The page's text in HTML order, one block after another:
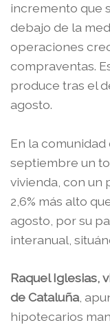
incremento que
debajo de la
operaciones
compraventas.
produce tras el
agosto.
En la
septiembre un
vivienda, con un
2,6% más alto
agosto, por su
interanual,
Raquel Iglesias,
de Cataluña,
hipotecarios